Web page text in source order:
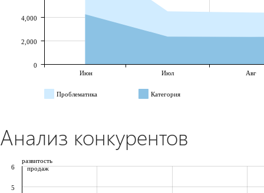
Июн Июл Авг
0
2,000
4,000
Проблематика Категория
Анализ конкурентов
5
6
развитость
продаж